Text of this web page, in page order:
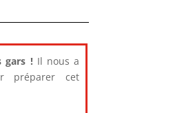
gars !Il nous a
préparer cet